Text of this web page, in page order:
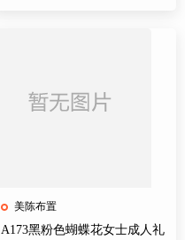
美陈布置
A173黑粉色蝴蝶花女士成人礼